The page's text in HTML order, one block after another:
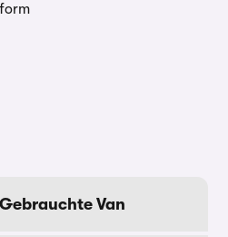
Gebrauchte Van